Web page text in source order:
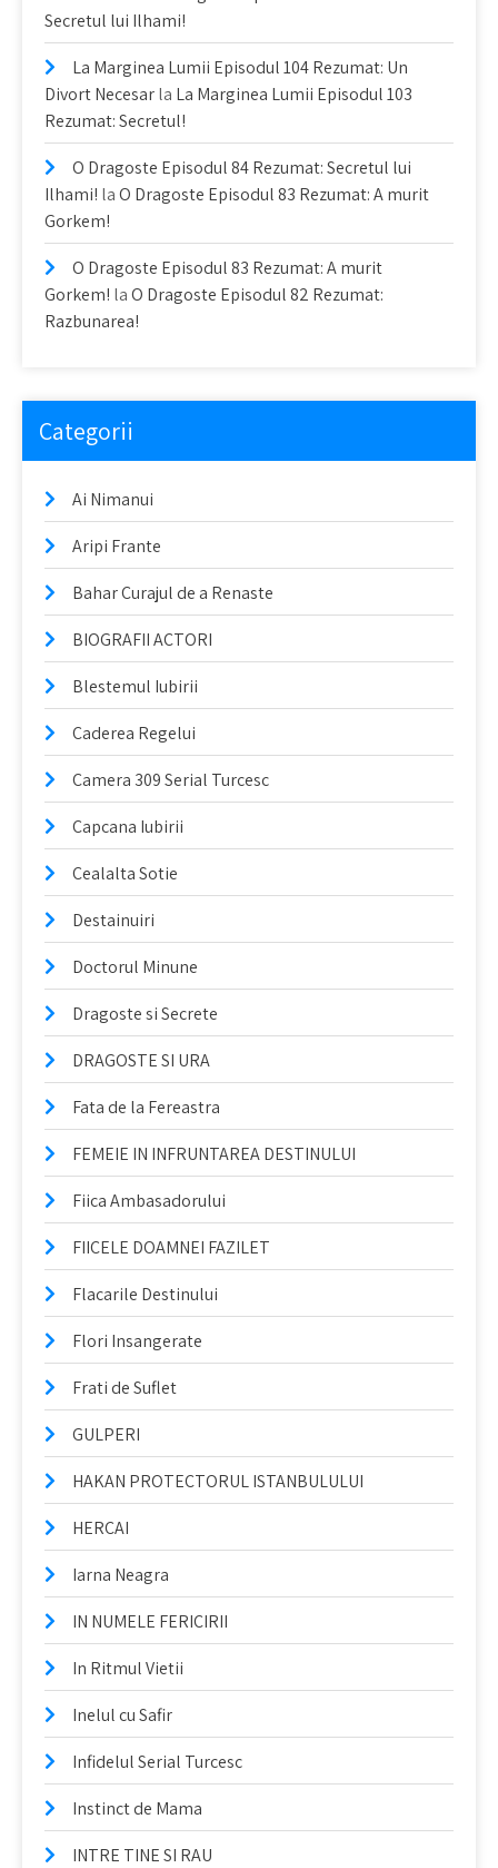
Secretul lui Ilhami!
La Marginea Lumii Episodul 104 Rezumat: Un
Divort Necesarla La Marginea Lumii Episodul 103
Rezumat: Secretul!
O Dragoste Episodul 84 Rezumat: Secretul lui
Ilhami! laO Dragoste Episodul 83 Rezumat: A murit
Gorkem!
O Dragoste Episodul 83 Rezumat: A murit
Gorkem! laO Dragoste Episodul 82 Rezumat:
Razbunarea!
Categorii
Ai Nimanui
Aripi Frante
Bahar Curajul de a Renaste
BIOGRAFII ACTORI
Blestemul Iubirii
Caderea Regelui
Camera 309 Serial Turcesc
Capcana Iubirii
Cealalta Sotie
Destainuiri
Doctorul Minune
Dragoste si Secrete
DRAGOSTE SI URA
Fata de la Fereastra
FEMEIE IN INFRUNTAREA DESTINULUI
Fiica Ambasadorului
FIICELE DOAMNEI FAZILET
Flacarile Destinului
Flori Insangerate
Frati de Suflet
GULPERI
HAKAN PROTECTORUL ISTANBULULUI
HERCAI
Iarna Neagra
IN NUMELE FERICIRII
In Ritmul Vietii
Inelul cu Safir
Infidelul Serial Turcesc
Instinct de Mama
INTRE TINE SI RAU